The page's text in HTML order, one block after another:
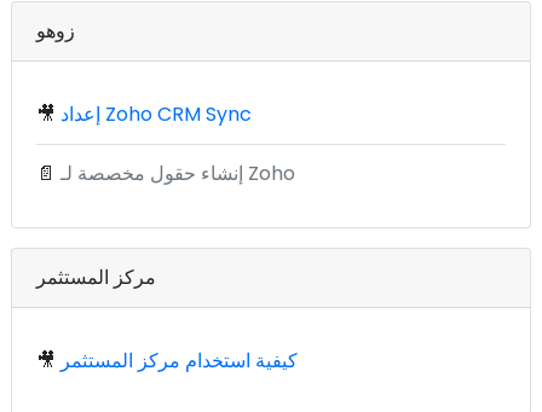
زوهو
🎥 إعداد Zoho CRM Sync
📄 إنشاء حقول مخصصة لـ Zoho
مركز المستثمر
🎥 كيفية استخدام مركز المستثمر